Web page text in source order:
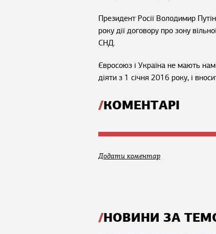
Президент Росії Володимир
року дії договору про зону
СНД.
Євросоюз і Україна не мають
діяти з 1 січня 2016 року, і
КОМЕНТАРІ
Додати коментар
НОВИНИ ЗА